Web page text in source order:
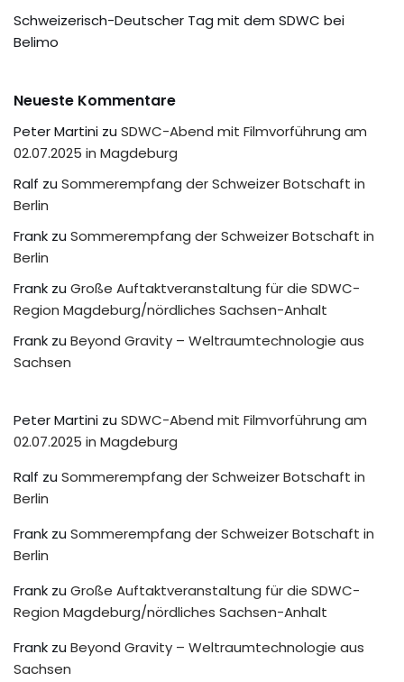
Schweizerisch-Deutscher Tag mit dem SDWC bei
Belimo
Neueste Kommentare
Peter Martini zu SDWC-Abend mit Filmvorführung am
02.07.2025 in Magdeburg
Ralf zu Sommerempfang der Schweizer Botschaft in
Berlin
Frank zu Sommerempfang der Schweizer Botschaft in
Berlin
Frank zu Große Auftaktveranstaltung für die SDWC-
Region Magdeburg/nördliches Sachsen-Anhalt
Frank zu Beyond Gravity – Weltraumtechnologie aus
Sachsen
Peter Martini zu SDWC-Abend mit Filmvorführung am
02.07.2025 in Magdeburg
Ralf zu Sommerempfang der Schweizer Botschaft in
Berlin
Frank zu Sommerempfang der Schweizer Botschaft in
Berlin
Frank zu Große Auftaktveranstaltung für die SDWC-
Region Magdeburg/nördliches Sachsen-Anhalt
Frank zu Beyond Gravity – Weltraumtechnologie aus
Sachsen